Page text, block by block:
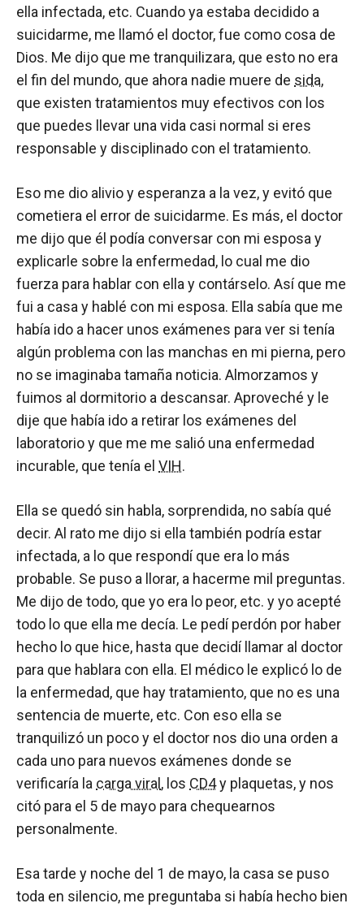
ella infectada, etc. Cuando ya estaba decidido a
suicidarme, me llamó el doctor, fue como cosa de
Dios. Me dijo que me tranquilizara, que esto no era
el fin del mundo, que ahora nadie muere de sida,
que existen tratamientos muy efectivos con los
que puedes llevar una vida casi normal si eres
responsable y disciplinado con el tratamiento.
Eso me dio alivio y esperanza a la vez, y evitó que
cometiera el error de suicidarme. Es más, el doctor
me dijo que él podía conversar con mi esposa y
explicarle sobre la enfermedad, lo cual me dio
fuerza para hablar con ella y contárselo. Así que me
fui a casa y hablé con mi esposa. Ella sabía que me
había ido a hacer unos exámenes para ver si tenía
algún problema con las manchas en mi pierna, pero
no se imaginaba tamaña noticia. Almorzamos y
fuimos al dormitorio a descansar. Aproveché y le
dije que había ido a retirar los exámenes del
laboratorio y que me me salió una enfermedad
incurable, que tenía el VIH.
Ella se quedó sin habla, sorprendida, no sabía qué
decir. Al rato me dijo si ella también podría estar
infectada, a lo que respondí que era lo más
probable. Se puso a llorar, a hacerme mil preguntas.
Me dijo de todo, que yo era lo peor, etc. y yo acepté
todo lo que ella me decía. Le pedí perdón por haber
hecho lo que hice, hasta que decidí llamar al doctor
para que hablara con ella. El médico le explicó lo de
la enfermedad, que hay tratamiento, que no es una
sentencia de muerte, etc. Con eso ella se
tranquilizó un poco y el doctor nos dio una orden a
cada uno para nuevos exámenes donde se
verificaría la carga viral , los CD4y plaquetas, y nos
citó para el 5 de mayo para chequearnos
personalmente.
Esa tarde y noche del 1 de mayo, la casa se puso
toda en silencio, me preguntaba si había hecho bien